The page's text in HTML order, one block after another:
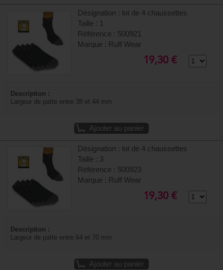
Désignation : lot de 4 chaussettes
Taille : 1
Référence : 500921
Marque : Ruff Wear
19,30 €
Description :
Largeur de patte entre 38 et 44 mm
Ajouter au panier
Désignation : lot de 4 chaussettes
Taille : 3
Référence : 500923
Marque : Ruff Wear
19,30 €
Description :
Largeur de patte entre 64 et 70 mm
Ajouter au panier